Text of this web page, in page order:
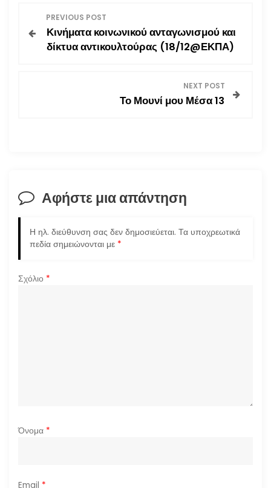
η
ρ
θ
PREVIOUS POST
Κινήματα κοινωνικού ανταγωνισμού και
δίκτυα αντικουλτούρας (18/12@ΕΚΠΑ)
NEXT POST
Το Μουνί μου Μέσα 13
Αφήστε μια απάντηση
Η ηλ. διεύθυνση σας δεν δημοσιεύεται. Τα υποχρεωτικά
πεδία σημειώνονται με *
Σχόλιο *
Όνομα *
Email *